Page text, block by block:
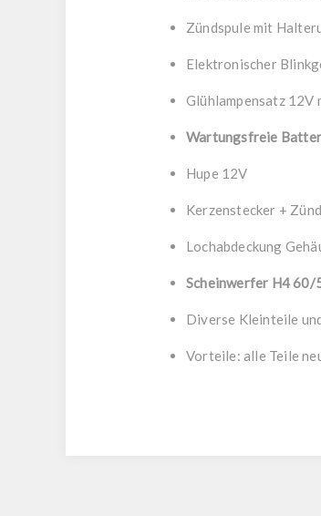
Zündspule mit
Elektronischer
Glühlampensatz
Wartungsfreie
Hupe 12V
Kerzenstecker +
Lochabdeckung
Scheinwerfer H4 60/
Diverse Kleinteile
Vorteile: alle Teile